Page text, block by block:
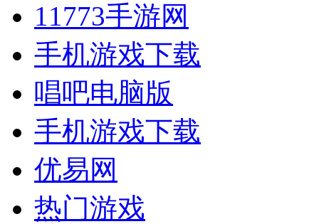
11773手游网
手机游戏下载
唱吧电脑版
手机游戏下载
优易网
热门游戏